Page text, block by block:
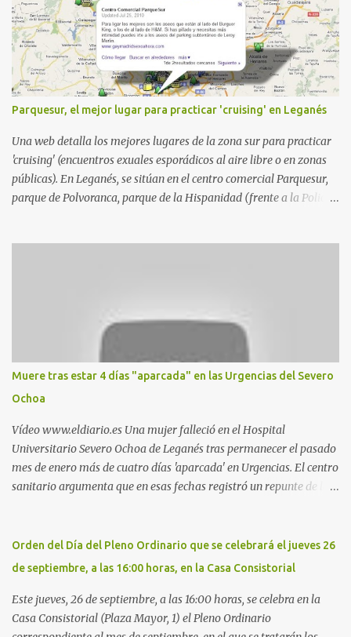
Parquesur, el mejor lugar para practicar 'cruising' en Leganés
Una web detalla los mejores lugares de la zona sur para practicar
'cruising' (encuentros exuales esporádicos al aire libre o en zonas
públicas). En Leganés, se sitúan en el centro comercial Parquesur,
parque de Polvoranca, parque de la Hispanidad (frente a la Policía
estadio municipal de Butarque) y caminos entre el estadio y Plaza
Nueva. Otro lugar: Escombrera de Polvoranca, entre Leganés y
Móstoles También en el parque de la Hispanidad, situado frente a
la Policía Local de Leganés de la calle Chile, 1, y junto al
cementerio de Butarque". Más información
Muere tras estar 4 días "aparcada" en las Urgencias del Severo
Ochoa
Vídeo www.eldiario.es Una mujer falleció en el Hospital
Universitario Severo Ochoa de Leganés tras permanecer el pasado
mes de enero más de cuatro días 'aparcada' en Urgencias. El centro
sanitario argumenta que en esas fechas registró un repunte de las
arritmia y agravamiento de su dolencia por culpa de un resfriado.
Por ello, la ingresaron a finales del año pasado en el Hospital
cama, en el pasillo, sin mantas y sin poder descansar. Su hija, que
ha denunciado el caso y que grabó un vídeo de la situación
Orden del Día del Pleno Ordinario que se celebrará el jueves 26
de septiembre, a las 16:00 horas, en la Casa Consistorial
Este jueves, 26 de septiembre, a las 16:00 horas, se celebra en la
Casa Consistorial (Plaza Mayor, 1) el Pleno Ordinario